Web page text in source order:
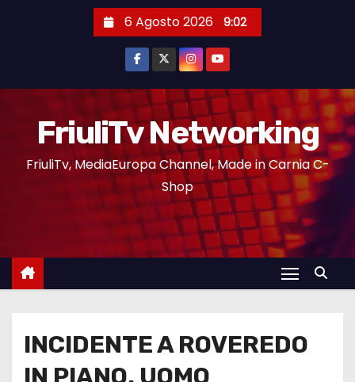
6 Agosto 2026 9:02
FriuliTv Networking
FriuliTv, MediaEuropa Channel, Made in Carnia C-
Shop
INCIDENTE A ROVEREDO
IN PIANO. UOMO